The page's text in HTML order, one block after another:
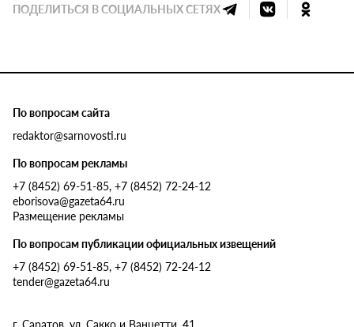
ПОДЕЛИТЬСЯ В СОЦИАЛЬНЫХ СЕТЯХ
По вопросам сайта
redaktor@sarnovosti.ru
По вопросам рекламы
+7 (8452) 69-51-85, +7 (8452) 72-24-12
eborisova@gazeta64.ru
Размещение рекламы
По вопросам публикации официальных извещений
+7 (8452) 69-51-85, +7 (8452) 72-24-12
tender@gazeta64.ru